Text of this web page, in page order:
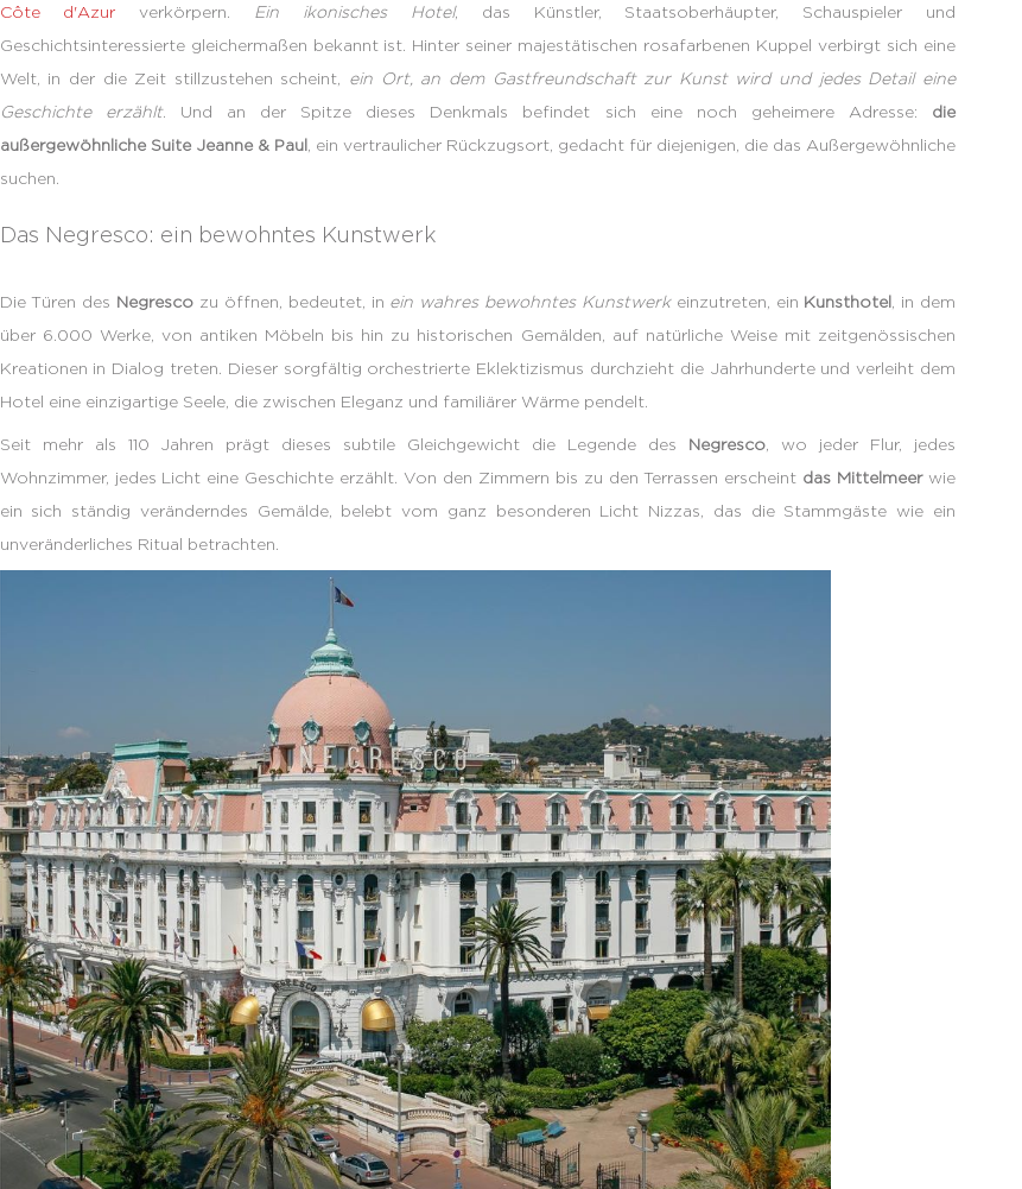
Côte d'Azur verkörpern. Ein ikonisches Hotel, das Künstler, Staatsoberhäupter, Schauspieler und
Geschichtsinteressierte gleichermaßen bekannt ist. Hinter seiner majestätischen rosafarbenen Kuppel verbirgt sich eine
Welt, in der die Zeit stillzustehen scheint, ein Ort, an dem Gastfreundschaft zur Kunst wird und jedes Detail eine
Geschichte erzählt. Und an der Spitze dieses Denkmals befindet sich eine noch geheimere Adresse: die
außergewöhnliche Suite Jeanne & Paul, ein vertraulicher Rückzugsort, gedacht für diejenigen, die das Außergewöhnliche
suchen.
Das Negresco: ein bewohntes Kunstwerk
Die Türen des Negresco zu öffnen, bedeutet, in ein wahres bewohntes Kunstwerkeinzutreten, ein Kunsthotel , in dem
über 6.000 Werke, von antiken Möbeln bis hin zu historischen Gemälden, auf natürliche Weise mit zeitgenössischen
Kreationen in Dialog treten. Dieser sorgfältig orchestrierte Eklektizismus durchzieht die Jahrhunderte und verleiht dem
Hotel eine einzigartige Seele, die zwischen Eleganz und familiärer Wärme pendelt.
Seit mehr als 110 Jahren prägt dieses subtile Gleichgewicht die Legende des Negresco , wo jeder Flur, jedes
Wohnzimmer, jedes Licht eine Geschichte erzählt. Von den Zimmern bis zu den Terrassen erscheint das Mittelmeerwie
ein sich ständig veränderndes Gemälde, belebt vom ganz besonderen Licht Nizzas, das die Stammgäste wie ein
unveränderliches Ritual betrachten.